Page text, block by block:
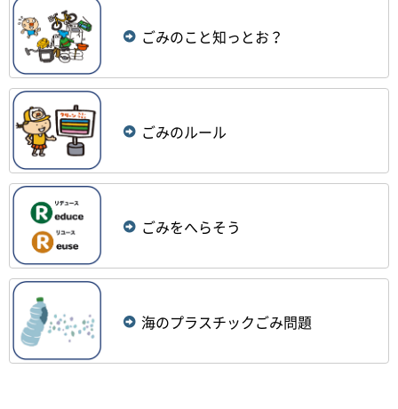
ごみのこと知っとお？
ごみのルール
ごみをへらそう
海のプラスチックごみ問題